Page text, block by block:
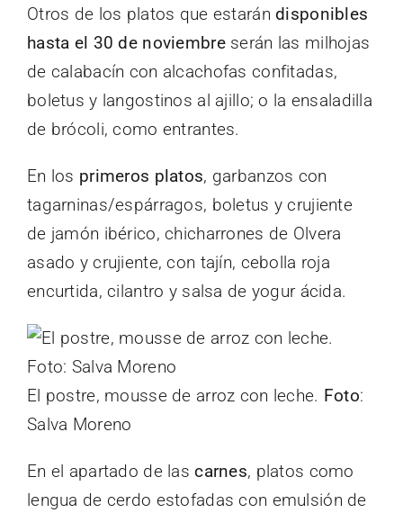
Otros de los platos que estarán disponibles
hasta el 30 de noviembreserán las milhojas
de calabacín con alcachofas confitadas,
boletus y langostinos al ajillo; o la ensaladilla
de brócoli, como entrantes.
En los primeros platos, garbanzos con
tagarninas/espárragos, boletus y crujiente
de jamón ibérico, chicharrones de Olvera
asado y crujiente, con tajín, cebolla roja
encurtida, cilantro y salsa de yogur ácida.
El postre, mousse de arroz con leche. Foto:
Salva Moreno
En el apartado de lascarnes, platos como
lengua de cerdo estofadas con emulsión de